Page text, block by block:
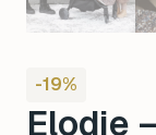
-19%
Elodie